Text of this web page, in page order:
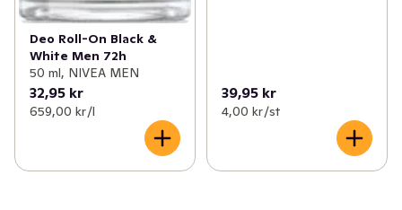
Deo Roll-On Black &
White Men 72h
50 ml, NIVEA MEN
32,95 kr
659,00 kr /l
39,95 kr
4,00 kr /st